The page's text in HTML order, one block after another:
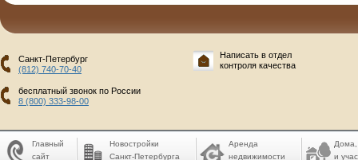
Санкт-Петербург
(812) 740-70-40
бесплатный звонок по России
8 (800) 333-98-00
Написать в отдел
контроля качества
Главный
сайт
Новостройки
Санкт-Петербурга
Аренда
недвижимости
Дома,
и